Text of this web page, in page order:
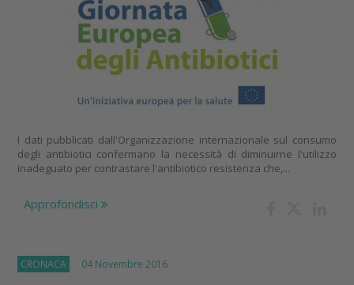
I dati pubblicati dall'Organizzazione internazionale sul consumo
degli antibiotici confermano la necessità di diminuirne l'utilizzo
inadeguato per contrastare l'antibiotico resistenza che,...
Approfondisci
CRONACA 04 Novembre 2016